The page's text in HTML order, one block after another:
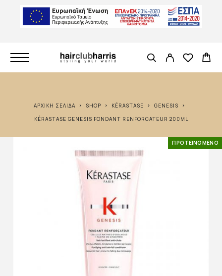
ΑΡΧΙΚΉ ΣΕΛΊΔΑ SHOP KÉRASTASE
GENESIS
KÉRASTASE GENESIS FONDANT RENFORCATEUR 200ML
ΠΡΟΤΕΙΝΌΜΕΝΟ